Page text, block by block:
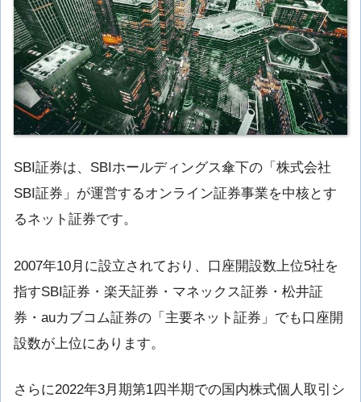
SBI証券は、SBIホールディングス傘下の「株式会社
SBI証券」が運営するオンライン証券事業を中核とす
るネット証券です。
2007年10月に設立されており、口座開設数上位5社を
指すSBI証券・楽天証券・マネックス証券・松井証
券・auカブコム証券の「主要ネット証券」でも口座開
設数が上位にあります。
さらに2022年3月期第1四半期での国内株式個人取引シ